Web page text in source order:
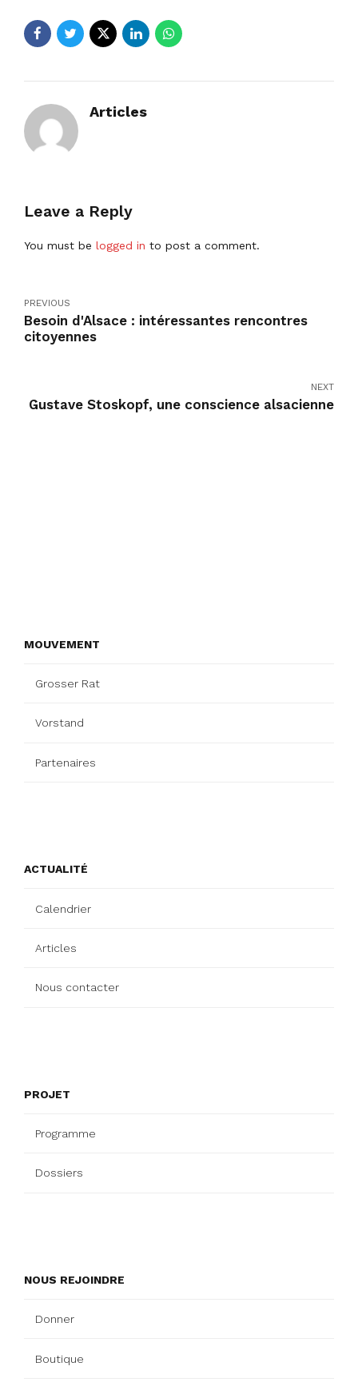
Articles
Leave a Reply
You must be logged in to post a comment.
PREVIOUS
Besoin d'Alsace : intéressantes rencontres
citoyennes
NEXT
Gustave Stoskopf, une conscience alsacienne
MOUVEMENT
Grosser Rat
Vorstand
Partenaires
ACTUALITÉ
Calendrier
Articles
Nous contacter
PROJET
Programme
Dossiers
NOUS REJOINDRE
Donner
Boutique